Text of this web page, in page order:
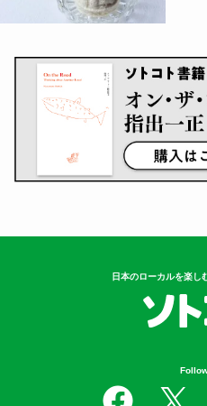
日本のローカルを楽し